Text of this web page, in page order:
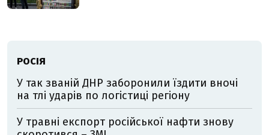
РОСІЯ
У так званій ДНР заборонили їздити вночі
на тлі ударів по логістиці регіону
У травні експорт російської нафти знову